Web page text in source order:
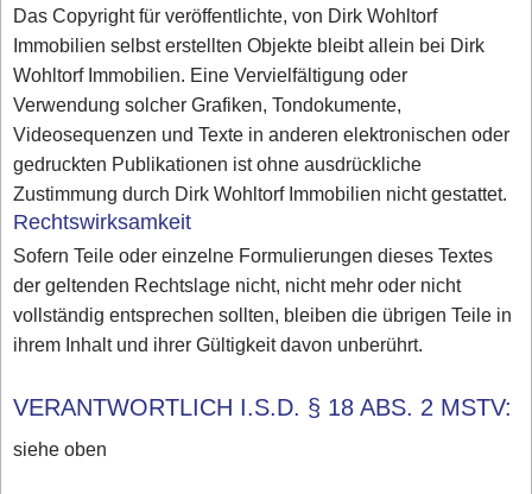
Das Copyright für veröffentlichte, von Dirk Wohltorf
Immobilien selbst erstellten Objekte bleibt allein bei Dirk
Wohltorf Immobilien. Eine Vervielfältigung oder
Verwendung solcher Grafiken, Tondokumente,
Videosequenzen und Texte in anderen elektronischen oder
gedruckten Publikationen ist ohne ausdrückliche
Zustimmung durch Dirk Wohltorf Immobilien nicht gestattet.
Rechtswirksamkeit
Sofern Teile oder einzelne Formulierungen dieses Textes
der geltenden Rechtslage nicht, nicht mehr oder nicht
vollständig entsprechen sollten, bleiben die übrigen Teile in
ihrem Inhalt und ihrer Gültigkeit davon unberührt.
VERANTWORTLICH I.S.D. § 18 ABS. 2 MSTV:
siehe oben